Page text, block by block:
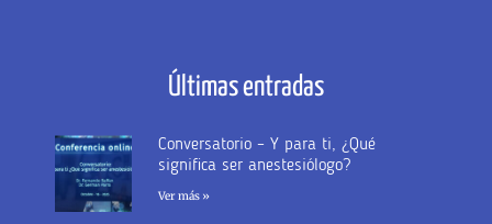
Últimas entradas
Conversatorio – Y para ti, ¿Qué
significa ser anestesiólogo?
Ver más »